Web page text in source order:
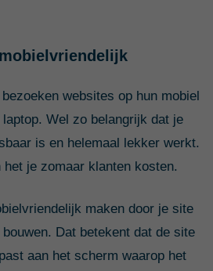
websites op hun mobiel
Wel zo belangrijk dat je
is en helemaal lekker werkt.
je zomaar klanten kosten.
maken door je site
Dat betekent dat de site
aan het scherm waarop het